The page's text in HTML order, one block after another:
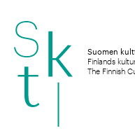
Hyppää
sisältöön
Suomen
Finlands
The Finnish